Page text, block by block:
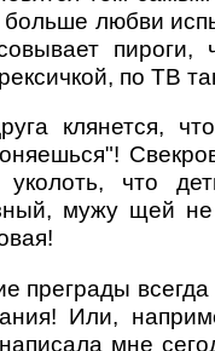
больше любви
по ТВ
клянется,
уколоть, что
мужу щей
преграды
Или,
мне